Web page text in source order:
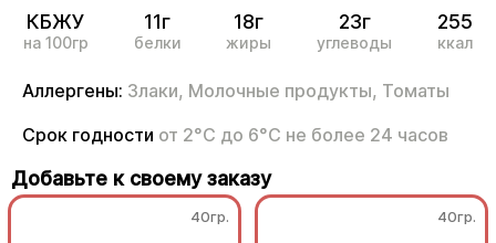
КБЖУ
на 100гр
11г
белки
18г
жиры
23г
углеводы
255
ккал
Аллергены: Злаки, Молочные продукты, Томаты
Срок годности от 2°С до 6°С не более 24 часов
Добавьте к своему заказу
40гр. 40гр.